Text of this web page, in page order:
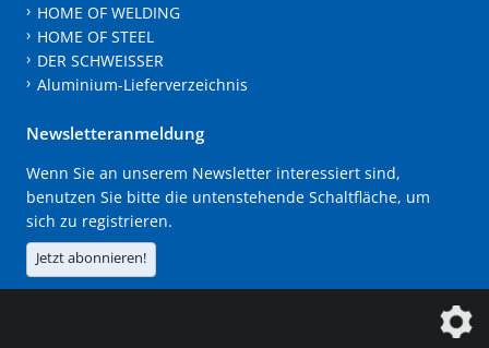
HOME OF WELDING
HOME OF STEEL
DER SCHWEISSER
Aluminium-Lieferverzeichnis
Newsletteranmeldung
Wenn Sie an unserem Newsletter interessiert sind,
benutzen Sie bitte die untenstehende Schaltfläche, um
sich zu registrieren.
Jetzt abonnieren!